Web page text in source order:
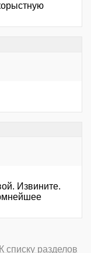
Извините.
К списку разделов